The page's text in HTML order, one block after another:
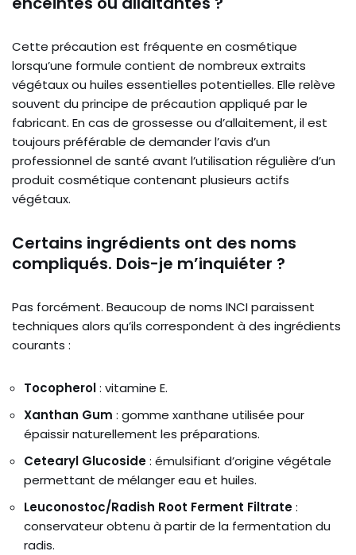
Cette précaution est fréquente en cosmétique
lorsqu’une formule contient de nombreux extraits
végétaux ou huiles essentielles potentielles. Elle relève
souvent du principe de précaution appliqué par le
fabricant. En cas de grossesse ou d’allaitement, il est
toujours préférable de demander l’avis d’un
professionnel de santé avant l’utilisation régulière d’un
produit cosmétique contenant plusieurs actifs
végétaux.
Certains ingrédients ont des noms
compliqués. Dois-je m’inquiéter ?
Pas forcément. Beaucoup de noms INCI paraissent
techniques alors qu’ils correspondent à des ingrédients
courants :
Tocopherol: vitamine E.
Xanthan Gum : gomme xanthane utilisée pour
épaissir naturellement les préparations.
Cetearyl Glucoside: émulsifiant d’origine végétale
permettant de mélanger eau et huiles.
Leuconostoc/Radish Root Ferment Filtrate:
conservateur obtenu à partir de la fermentation du
radis.